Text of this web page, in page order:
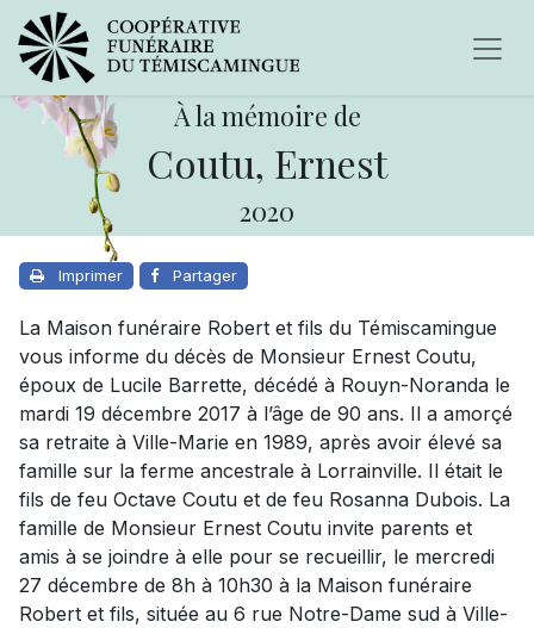
À la mémoire de
Coutu, Ernest
2020
Imprimer Partager
La Maison funéraire Robert et fils du Témiscamingue
vous informe du décès de Monsieur Ernest Coutu,
époux de Lucile Barrette, décédé à Rouyn-Noranda le
mardi 19 décembre 2017 à l’âge de 90 ans. Il a amorçé
sa retraite à Ville-Marie en 1989, après avoir élevé sa
famille sur la ferme ancestrale à Lorrainville. Il était le
fils de feu Octave Coutu et de feu Rosanna Dubois. La
famille de Monsieur Ernest Coutu invite parents et
amis à se joindre à elle pour se recueillir, le mercredi
27 décembre de 8h à 10h30 à la Maison funéraire
Robert et fils, située au 6 rue Notre-Dame sud à Ville-